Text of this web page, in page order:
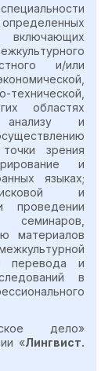
включающих
и/или
областях
анализу и
зрения
и
языках;
и
проведении
материалов
перевода и
в
дело»
«Лингвист.